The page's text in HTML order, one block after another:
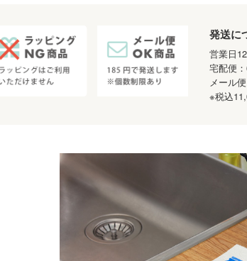
発送に
営業日
宅配便
メール
※税込